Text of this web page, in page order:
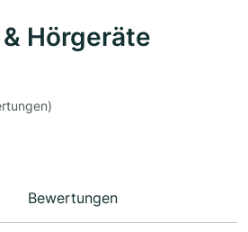
Hörgeräte
Bewertungen